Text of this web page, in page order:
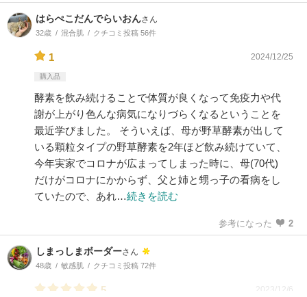
はらぺこだんでらいおんさん
32歳 混合肌 クチコミ投稿 56件
1 2024/12/25
購入品
酵素を飲み続けることで体質が良くなって免疫力や代
謝が上がり色んな病気になりづらくなるということを
最近学びました。 そういえば、母が野草酵素が出して
いる顆粒タイプの野草酵素を2年ほど飲み続けていて、
今年実家でコロナが広まってしまった時に、母(70代)
だけがコロナにかからず、父と姉と甥っ子の看病をし
ていたので、あれ…続きを読む
参考になった 2
しまっしまボーダーさん
48歳 敏感肌 クチコミ投稿 72件
5 2023/12/6